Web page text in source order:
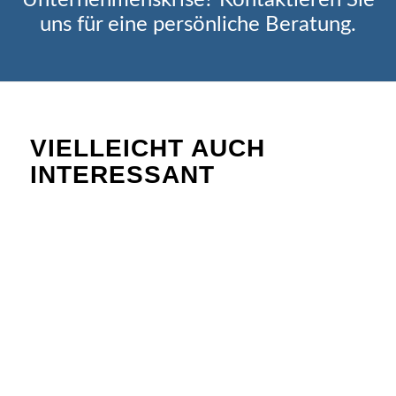
uns für eine persönliche Beratung.
VIELLEICHT AUCH
INTERESSANT